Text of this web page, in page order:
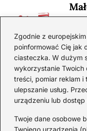
Zgodnie z
poinformować Cię jak
ciasteczka. W dużym
wykorzystanie Twoich
treści, pomiar reklam
ulepszanie usług.
urządzeniu lub dostęp
Twoje dane osobowe
Twojego urządzenia
—